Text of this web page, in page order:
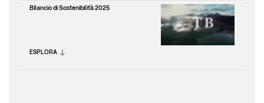
Bilancio di Sostenibilità 2025
ESPLORA